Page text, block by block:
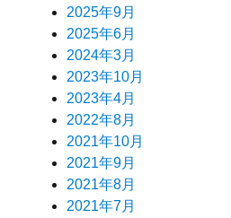
2025年9月
2025年6月
2024年3月
2023年10月
2023年4月
2022年8月
2021年10月
2021年9月
2021年8月
2021年7月